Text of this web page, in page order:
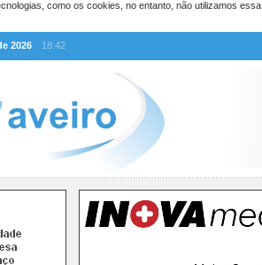
como os cookies, no entanto, não utilizamos
2026
18:42